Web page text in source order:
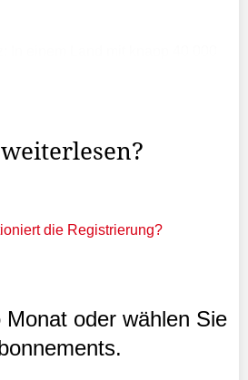
die Registrierung?
oder wählen Sie